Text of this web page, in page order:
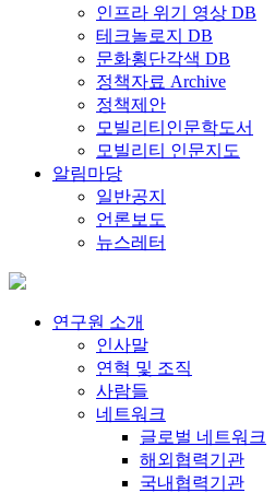
인프라 위기 영상 DB
테크놀로지 DB
문화횡단각색 DB
정책자료 Archive
정책제안
모빌리티인문학도서
모빌리티 인문지도
알림마당
일반공지
언론보도
뉴스레터
연구원 소개
인사말
연혁 및 조직
사람들
네트워크
글로벌 네트워크
해외협력기관
국내협력기관